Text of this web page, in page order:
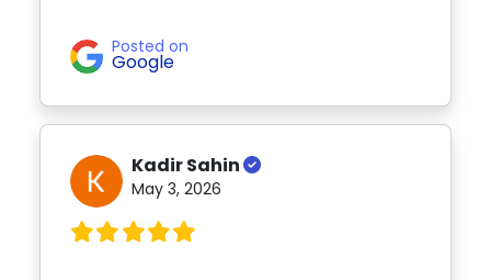
Posted on
Google
Kadir Sahin
May 3, 2026